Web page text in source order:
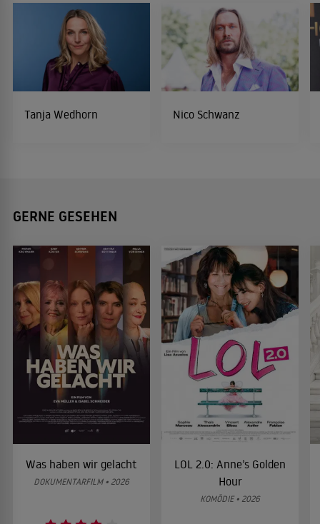
Tanja Wedhorn Nico Schwanz
GERNE GESEHEN
Was haben wir gelacht
DOKUMENTARFILM • 2026
LOL 2.0: Anne’s Golden
Hour
KOMÖDIE • 2026